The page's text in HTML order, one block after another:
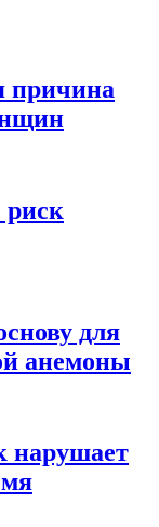
причина
риск
для
анемоны
нарушает